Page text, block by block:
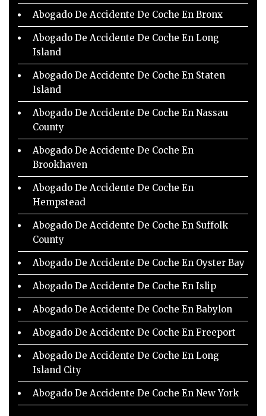
Abogado De Accidente De Coche En Bronx
Abogado De Accidente De Coche En Long
Island
Abogado De Accidente De Coche En Staten
Island
Abogado De Accidente De Coche En Nassau
County
Abogado De Accidente De Coche En
Brookhaven
Abogado De Accidente De Coche En
Hempstead
Abogado De Accidente De Coche En Suffolk
County
Abogado De Accidente De Coche En Oyster Bay
Abogado De Accidente De Coche En Islip
Abogado De Accidente De Coche En Babylon
Abogado De Accidente De Coche En Freeport
Abogado De Accidente De Coche En Long
Island City
Abogado De Accidente De Coche En New York